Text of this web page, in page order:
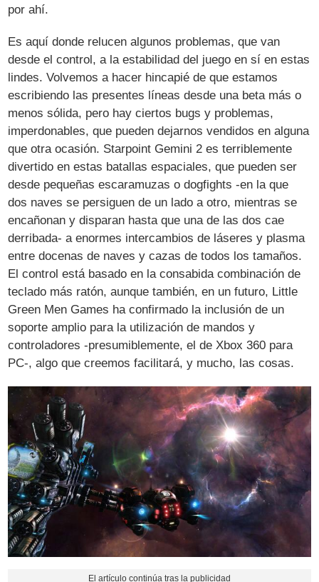
por ahí.
Es aquí donde relucen algunos problemas, que van
desde el control, a la estabilidad del juego en sí en estas
lindes. Volvemos a hacer hincapié de que estamos
escribiendo las presentes líneas desde una beta más o
menos sólida, pero hay ciertos bugs y problemas,
imperdonables, que pueden dejarnos vendidos en alguna
que otra ocasión. Starpoint Gemini 2 es terriblemente
divertido en estas batallas espaciales, que pueden ser
desde pequeñas escaramuzas o dogfights -en la que
dos naves se persiguen de un lado a otro, mientras se
encañonan y disparan hasta que una de las dos cae
derribada- a enormes intercambios de láseres y plasma
entre docenas de naves y cazas de todos los tamaños.
El control está basado en la consabida combinación de
teclado más ratón, aunque también, en un futuro, Little
Green Men Games ha confirmado la inclusión de un
soporte amplio para la utilización de mandos y
controladores -presumiblemente, el de Xbox 360 para
PC-, algo que creemos facilitará, y mucho, las cosas.